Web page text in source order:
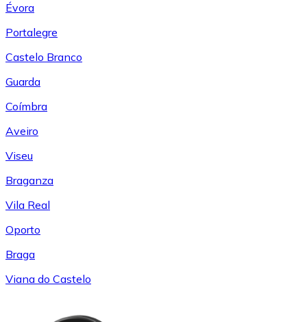
Évora
Portalegre
Castelo Branco
Guarda
Coímbra
Aveiro
Viseu
Braganza
Vila Real
Oporto
Braga
Viana do Castelo